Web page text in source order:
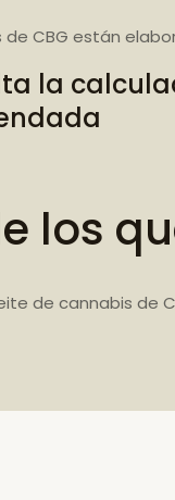
de CBG están
la
los
de cannabis de